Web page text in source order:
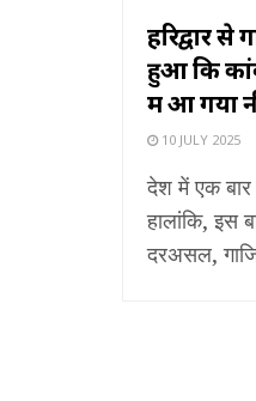
हरिद्वार से
हुआ कि
में आ गया
10 JULY 2025
देश में एक बार
हालांकि, इस
दरअसल,